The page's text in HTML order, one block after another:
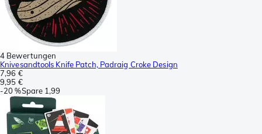
4 Bewertungen
Knivesandtools Knife Patch, Padraig Croke Design
7,96 €
9,95 €
-20 %Spare 1,99